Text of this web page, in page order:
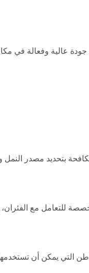
وفعالة في
بتحديد مصدر النمل
للتعامل مع
يمكن أن تستخدمها